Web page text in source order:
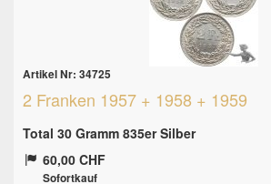
Artikel Nr: 34725
2 Franken 1957 + 1958 + 1959
Total 30 Gramm 835er Silber
60,00 CHF
Sofortkauf